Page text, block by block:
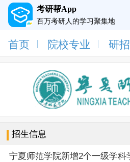
考研帮App
百万考研人的学习聚集地
首页 院校专业 研招
招生信息